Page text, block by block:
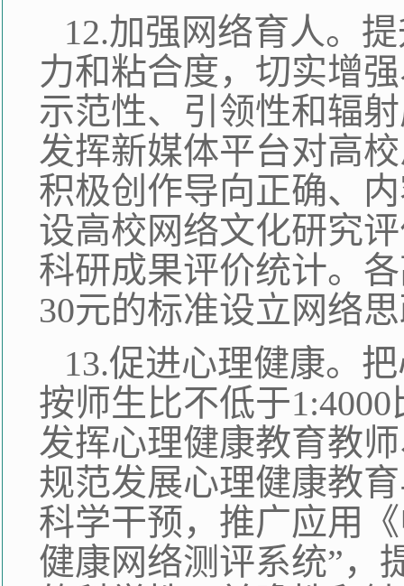
12.加强网络育人。
力和粘合度，切实增
示范性、引领性和辐
发挥新媒体平台对高
积极创作导向正确、
设高校网络文化研究
科研成果评价统计。
30元的标准设立网络
13.促进心理健康。
按师生比不低于
发挥心理健康教育教
规范发展心理健康教
科学干预，推广应用
健康网络测评系统”，